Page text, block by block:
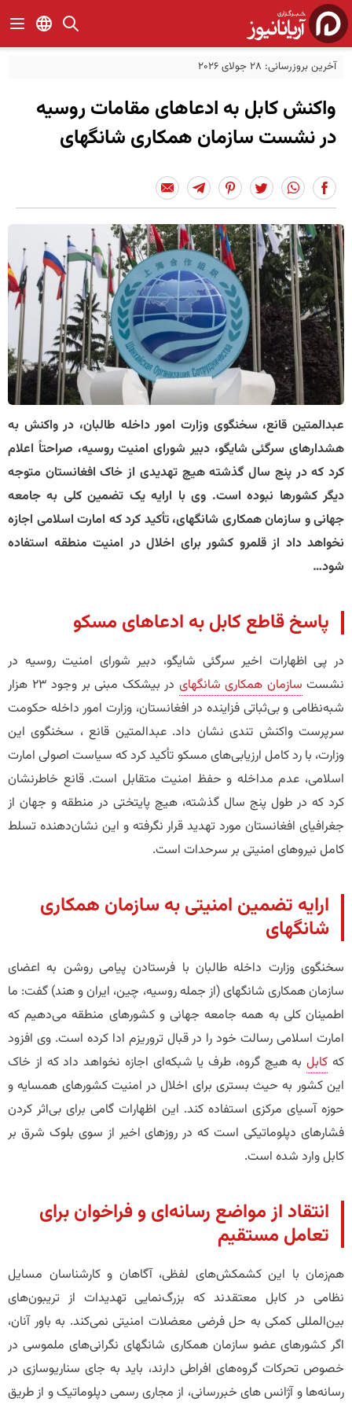
آخرین بروزرسانی: 28 جولای 2026
واکنش کابل به ادعاهای مقامات روسیه
در نشست سازمان همکاری شانگهای
​عبدالمتین قانع، سخنگوی وزارت امور داخله طالبان، در واکنش به
هشدارهای سرگئی شایگو، دبیر شورای امنیت روسیه، صراحتاً اعلام
کرد که در پنج سال گذشته هیچ تهدیدی از خاک افغانستان متوجه
دیگر کشورها نبوده است. وی با ارایه یک تضمین کلی به جامعه
جهانی و سازمان همکاری شانگهای، تأکید کرد که امارت اسلامی اجازه
نخواهد داد از قلمرو کشور برای اخلال در امنیت منطقه استفاده
شود…
​پاسخ قاطع کابل به ادعاهای مسکو
در پی اظهارات اخیر سرگئی شایگو، دبیر شورای امنیت روسیه در
نشست سازمان همکاری شانگهای
در بیشکک مبنی بر وجود ۲۳ هزار
شبه‌نظامی و بی‌ثباتی فزاینده در افغانستان، وزارت امور داخله حکومت
سرپرست واکنش تندی نشان داد. عبدالمتین قانع ، سخنگوی این
وزارت، با رد کامل ارزیابی‌های مسکو تأکید کرد که سیاست اصولی امارت
اسلامی، عدم مداخله و حفظ امنیت متقابل است. قانع خاطرنشان
کرد که در طول پنج سال گذشته، هیچ پایتختی در منطقه و جهان از
جغرافیای افغانستان مورد تهدید قرار نگرفته و این نشان‌دهنده تسلط
کامل نیروهای امنیتی بر سرحدات است.
​ارایه تضمین امنیتی به سازمان همکاری
شانگهای
سخنگوی وزارت داخله طالبان با فرستادن پیامی روشن به اعضای
سازمان همکاری شانگهای (از جمله روسیه، چین، ایران و هند) گفت: ما
اطمینان کلی به همه جامعه جهانی و کشورهای منطقه می‌دهیم که
امارت اسلامی رسالت خود را در قبال تروریزم ادا کرده است. وی افزود
که کابلبه هیچ گروه، طرف یا شبکه‌ای اجازه نخواهد داد که از خاک
این کشور به حیث بستری برای اخلال در امنیت کشورهای همسایه و
حوزه آسیای مرکزی استفاده کند. این اظهارات گامی برای بی‌اثر کردن
فشارهای دپلوماتیکی است که در روزهای اخیر از سوی بلوک شرق بر
کابل وارد شده است.
​انتقاد از مواضع رسانه‌ای و فراخوان برای
تعامل مستقیم
هم‌زمان با این کشمکش‌های لفظی، آگاهان و کارشناسان مسایل
نظامی در کابل معتقدند که بزرگ‌نمایی تهدیدات از تریبون‌های
بین‌المللی کمکی به حل فرضی معضلات امنیتی نمی‌کند. به باور آنان،
اگر کشورهای عضو سازمان همکاری شانگهای نگرانی‌های ملموسی در
خصوص تحرکات گروه‌های افراطی دارند، باید به جای سناریوسازی در
رسانه‌ها و آژانس های خبررسانی‌، از مجاری رسمی دپلوماتیک و از طریق